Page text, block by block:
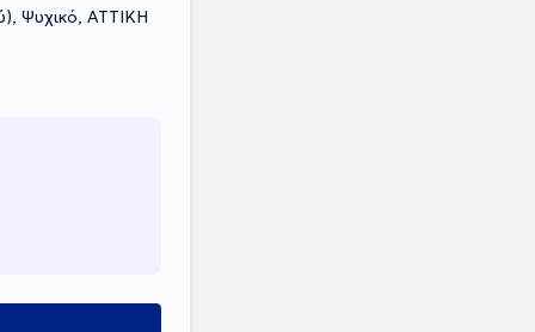
Ψυχικό, ΑΤΤΙΚΗ